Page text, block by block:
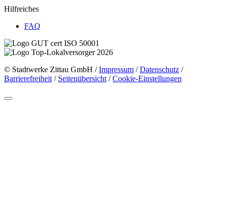
Hilfreiches
FAQ
© Stadtwerke Zittau GmbH /Impressum /Datenschutz /
Barrierefreiheit / Seitenübersicht /Cookie-Einstellungen